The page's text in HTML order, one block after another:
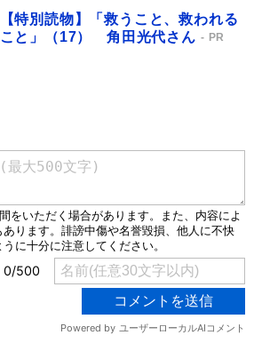
【特別読物】「救うこと、救われる
こと」（17） 角田光代さん
PR